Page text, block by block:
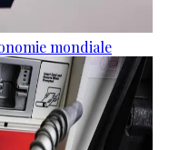
mondiale